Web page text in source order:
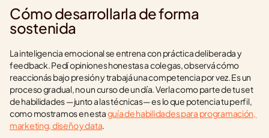
Cómo desarrollarla de forma
sostenida
La inteligencia emocional se entrena con práctica deliberada y
feedback. Pedí opiniones honestas a colegas, observá cómo
reaccionás bajo presión y trabajá una competencia por vez. Es un
proceso gradual, no un curso de un día. Verla como parte de tu set
de habilidades —junto a las técnicas— es lo que potencia tu perfil,
como mostramos en esta guía de habilidades para programación,
marketing, diseño y data.